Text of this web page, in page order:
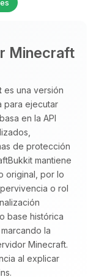
Minecraft
es una versión
para ejecutar
en la API
de protección
mantiene
original, por lo
o rol
base histórica
la
Minecraft.
al explicar